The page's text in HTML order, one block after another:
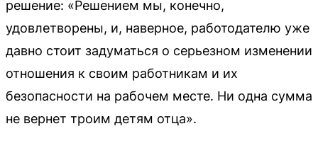
решение: «Решением мы, конечно,
удовлетворены, и, наверное, работодателю уже
давно стоит задуматься о серьезном изменении
отношения к своим работникам и их
безопасности на рабочем месте. Ни одна сумма
не вернет троим детям отца».